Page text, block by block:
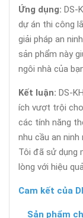
Ứng dụng: DS-
dự án thi công
giải pháp an
sản phẩm này
ngôi nhà của
Kết luận: DS-
ích vượt trội
các tính năng
nhu cầu an
Tôi đã sử dụng
lòng với hiệu
Cam kết của
Sản phẩm